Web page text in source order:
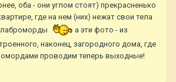
оба - они углом стоят) прекрасненько
где на нем (них) нежат свои тела
а эти фото - из
наконец, загородного дома, где
проводим теперь выходные!